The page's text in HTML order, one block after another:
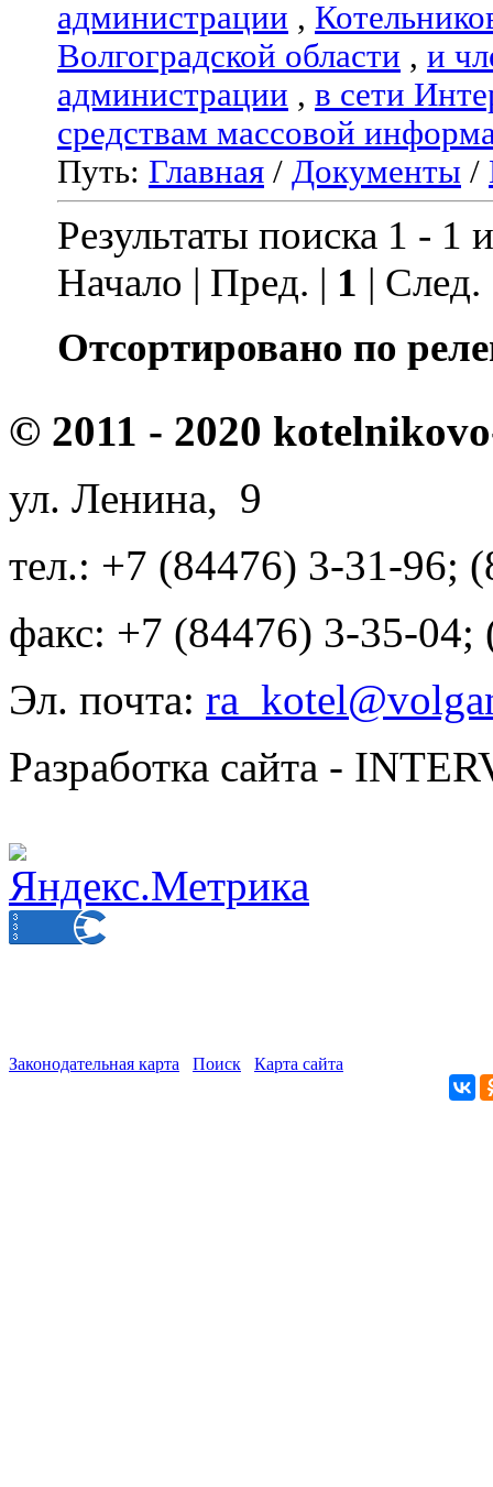
администрации ,
Волгоградской области , и
администрации , в сети
средствам массовой
Путь: Главная / Документы /
Результаты поиска 1 - 1
Начало | Пред. | 1 |
Отсортировано по
© 2011 - 2020
ул. Ленина, 9
тел.: +7 (84476) 3-31-96;
факс: +7 (84476) 3-35-04;
Эл. почта:
Разработка сайта -
Законодательная карта Поиск Карта сайта